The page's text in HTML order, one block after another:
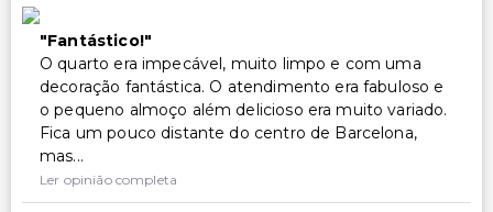
Fantástico!
O quarto era impecável, muito limpo e com uma
decoração fantástica. O atendimento era fabuloso e
o pequeno almoço além delicioso era muito variado.
Fica um pouco distante do centro de Barcelona,
mas...
Ler opinião completa